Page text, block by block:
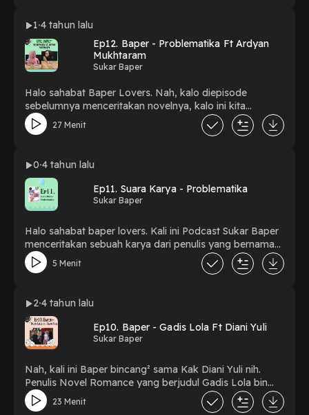
1 4 tahun lalu
Ep12. Baper - Problematika Ft Ardyan
Mukhtaram
Sukar Baper
Halo sahabat Baper Lovers. Nah, kalo diepisode
sebelumnya menceritakan novelnya, kalo ini kita
langsung ngobrol-ngobrol sama penulisnya tentang
konsep novel Problematika karya Kak Ardyan
selesai ya😎
27 Menit
0 4 tahun lalu
Ep11. Suara Karya - Problematika
Sukar Baper
Halo sahabat baper lovers. Kali ini Podcast Sukar Baper
menceritakan sebuah karya dari penulis yang bernama
Ardyan Mukhtaram. Novel yang berjudul Problematika,
dengan segala masalah kehidupan yang mungkin akan
ceritanya seperti apa? Yuk, dengerin! 😎
5 Menit
2 4 tahun lalu
Ep10. Baper - Gadis Lola Ft Diani Yuli
Sukar Baper
Nah, kali ini Baper bincang² sama Kak Diani Yuli nih.
Penulis Novel Romance yang berjudul Gadis Lola bin
gadis lemod. Penasaran kan? Cusss, dengerin 😎
23 Menit